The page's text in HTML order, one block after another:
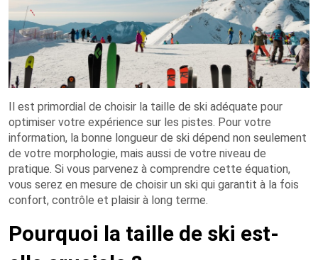
Il est primordial de choisir la taille de ski adéquate pour
optimiser votre expérience sur les pistes. Pour votre
information, la bonne longueur de ski dépend non seulement
de votre morphologie, mais aussi de votre niveau de
pratique. Si vous parvenez à comprendre cette équation,
vous serez en mesure de choisir un ski qui garantit à la fois
confort, contrôle et plaisir à long terme.
Pourquoi la taille de ski est-